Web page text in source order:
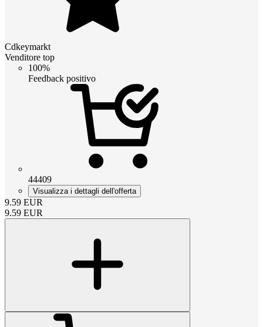
Cdkeymarkt
Venditore top
100%
Feedback positivo
44409
Visualizza i dettagli dell'offerta
9.59 EUR
9.59 EUR